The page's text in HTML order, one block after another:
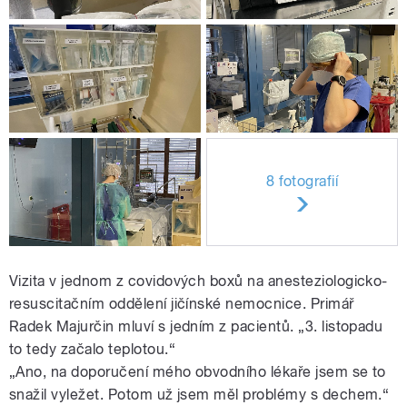
8 fotografií
Vizita v jednom z covidových boxů na anesteziologicko-
resuscitačním oddělení jičínské nemocnice. Primář
Radek Majurčin mluví s jedním z pacientů. „3. listopadu
to tedy začalo teplotou.“
„Ano, na doporučení mého obvodního lékaře jsem se to
snažil vyležet. Potom už jsem měl problémy s dechem.“